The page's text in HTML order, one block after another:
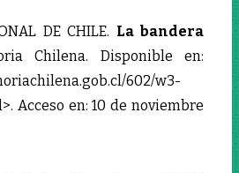
DE CHILE. La bandera
Chilena. Disponible en:
602/w3-
Acceso en: 10 de noviembre